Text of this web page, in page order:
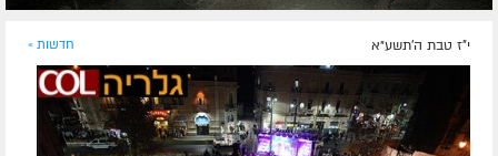
י"ז טבת ה׳תשע״א חדשות »